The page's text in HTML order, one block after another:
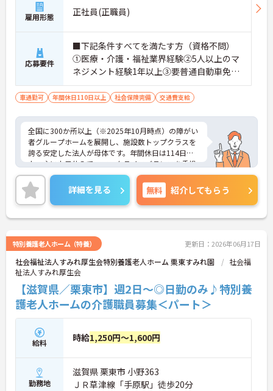
雇用形態 正社員(正職員)
応募要件
■下記条件すべてを満たす方（資格不問）
①医療・介護・福祉業界経験②5人以上のマ
ネジメント経験1年以上③要普通自動車免許
（AT限定可）※介護業界に関する有資格者
（介護職員初任者研修、介護福祉士な
祉経験歓迎
車通勤可 年間休日110日以上 社会保険完備 交通費支給
全国に300か所以上（※2025年10月時点）の障がい
者グループホームを展開し、施設数トップクラスを
誇る安定した法人が母体です。年間休日は114日以
上、主に土日休みで、ワークライフバランスを重視
した働き方が可能です。産前産後・育児休暇制度も
あり、子育て世代も安心して働ける環境が整ってい
ます。一般社員研修や外部勉強会受講支援制度など
を通じて着実にスキルアップもできます。チームを
まとめ、メンバーの成長を後押しすることにやりが
の職場です。ご興味のある方は詳細等をお伝えしま
すので、お気軽にお問い合わせください。
詳細を見る 無料 紹介してもらう
特別養護老人ホーム（特養） 更新日：2026年06月17日
社会福祉法人すみれ厚生会特別養護老人ホーム 栗東すみれ園
社会福
祉法人すみれ厚生会
【滋賀県／栗東市】週2日～◎日勤のみ♪特別養
護老人ホームの介護職員募集＜パート＞
給料 時給1,250円～1,600円
勤務地
滋賀県 栗東市 小野363
ＪＲ草津線「手原駅」徒歩20分